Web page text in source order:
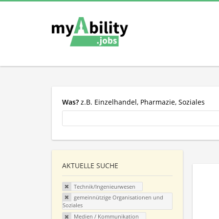
Was? z.B. Einzelhandel, Pharmazie, Soziales
AKTUELLE SUCHE
Technik/Ingenieurwesen
gemeinnützige Organisationen und
Soziales
Medien / Kommunikation